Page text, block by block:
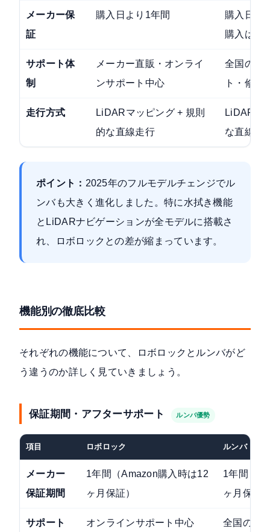
メーカー保
証
購入日より1年間
購入日よ
購入は12
サポート体
制
メーカー直販・オンライ
ンサポート中心
全国の家
ト・修理
走行方式
LiDARマッピング + 規則
的な直線走行
LiDARマ
な直線走
ポイント： 2025年のフルモデルチェンジでル
ンバも大きく進化しました。特に水拭き機能
とLiDARナビゲーションが全モデルに搭載さ
れ、ロボロックとの差が縮まっています。
機能別の徹底比較
それぞれの機能について、ロボロックとルンバがど
う違うのか詳しく見ていきましょう。
保証期間・アフターサポート ルンバ優勢
項目 ロボロック ルンバ（
メーカー
保証期間
1年間（Amazon購入時は12
ヶ月保証）
1年間（
ヶ月保証
サポート オンラインサポート中心 全国の家